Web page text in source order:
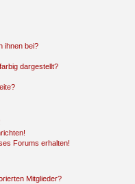
ihnen bei?
dargestellt?
Forums erhalten!
Mitglieder?